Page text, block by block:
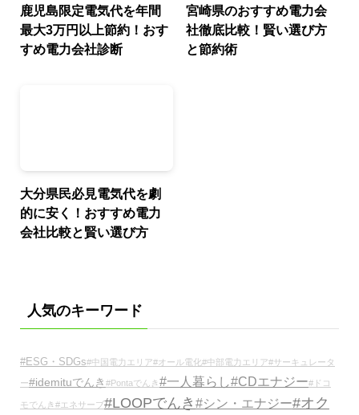
鹿児島限定電気代を年間
最大3万円以上節約！おす
すめ電力会社診断
宮崎県のおすすめ電力会
社徹底比較！賢い選び方
と節約術
大分県民必見電気代を劇
的に安く！おすすめ電力
会社比較と賢い選び方
人気のキーワード
#ESG・SDGs#中国電力エリア#オール電化#中部電力エリア#サーキュレータ
ー#idemituでんき #Pontaでんき #一人暮らし#CDエナジー#ドコ
モでんき #エネサーブ#LOOPでんき #シン・エナジー#オク